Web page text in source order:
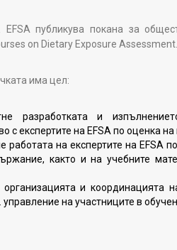
публикува покана за
on Dietary Exposure Assessment.
има цел:
разработката и
с експертите на EFSA по оценка
работата на експертите на EFSA
както и на учебните
и координацията
на участниците в